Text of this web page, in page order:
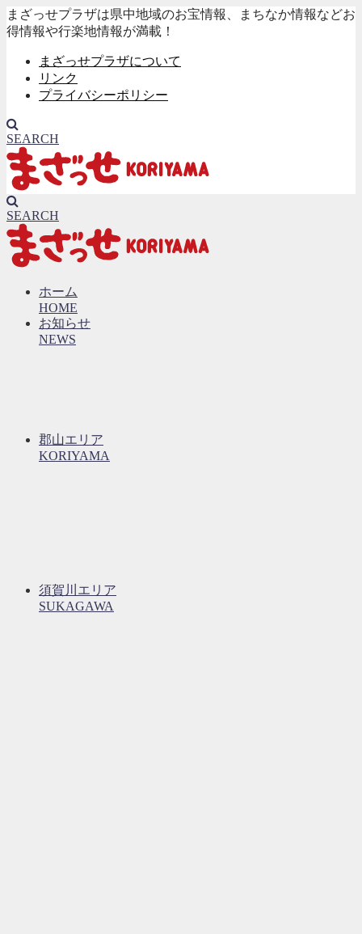
まざっせプラザは県中地域のお宝情報、まちなか情報などお
得情報や行楽地情報が満載！
まざっせプラザについて
リンク
プライバシーポリシー
SEARCH
SEARCH
ホーム
HOME
お知らせ
NEWS
郡山エリア
KORIYAMA
須賀川エリア
SUKAGAWA